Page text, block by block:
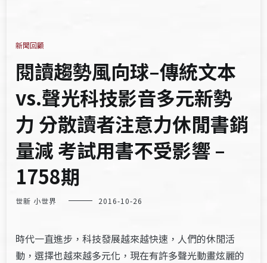
新聞回顧
閱讀趨勢風向球–傳統文本
vs.聲光科技影音多元新勢
力 分散讀者注意力休閒書銷
量減 考試用書不受影響 –
1758期
世新 小世界 2016-10-26
時代一直進步，科技發展越來越快速，人們的休閒活
動，選擇也越來越多元化，現在有許多聲光動畫炫麗的